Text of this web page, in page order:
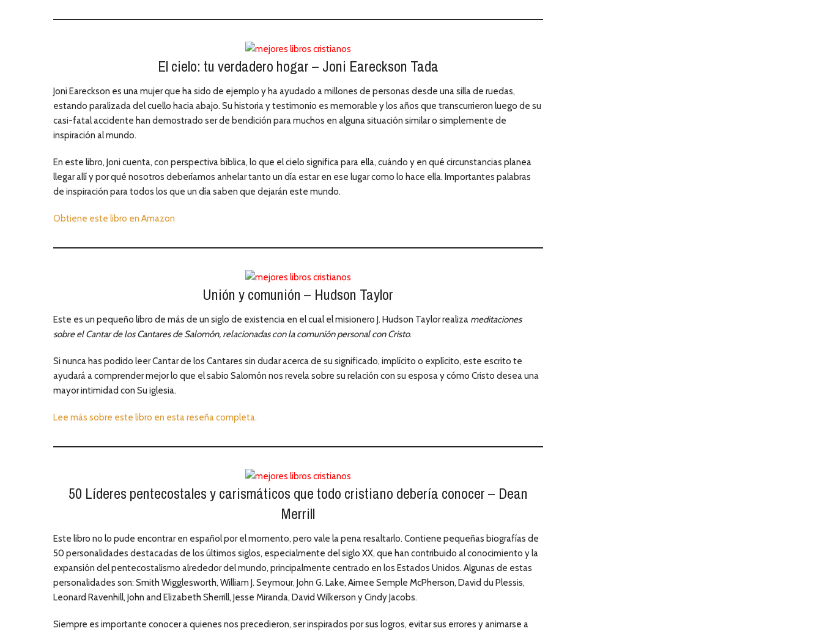
El cielo: tu verdadero hogar – Joni Eareckson Tada
Joni Eareckson es una mujer que ha sido de ejemplo y ha ayudado a millones de personas desde una silla de ruedas,
estando paralizada del cuello hacia abajo. Su historia y testimonio es memorable y los años que transcurrieron luego de su
casi-fatal accidente han demostrado ser de bendición para muchos en alguna situación similar o simplemente de
inspiración al mundo.
En este libro, Joni cuenta, con perspectiva bíblica, lo que el cielo significa para ella, cuándo y en qué circunstancias planea
llegar allí y por qué nosotros deberíamos anhelar tanto un día estar en ese lugar como lo hace ella. Importantes palabras
de inspiración para todos los que un día saben que dejarán este mundo.
Obtiene este libro en Amazon
Unión y comunión – Hudson Taylor
Este es un pequeño libro de más de un siglo de existencia en el cual el misionero J. Hudson Taylor realiza meditaciones
sobre el Cantar de los Cantares de Salomón, relacionadas con la comunión personal con Cristo.
Si nunca has podido leer Cantar de los Cantares sin dudar acerca de su significado, implícito o explícito, este escrito te
ayudará a comprender mejor lo que el sabio Salomón nos revela sobre su relación con su esposa y cómo Cristo desea una
mayor intimidad con Su iglesia.
Lee más sobre este libro en esta reseña completa.
50 Líderes pentecostales y carismáticos que todo cristiano debería conocer – Dean
Merrill
Este libro no lo pude encontrar en español por el momento, pero vale la pena resaltarlo. Contiene pequeñas biografías de
50 personalidades destacadas de los últimos siglos, especialmente del siglo XX, que han contribuido al conocimiento y la
expansión del pentecostalismo alrededor del mundo, principalmente centrado en los Estados Unidos. Algunas de estas
personalidades son: Smith Wigglesworth, William J. Seymour, John G. Lake, Aimee Semple McPherson, David du Plessis,
Leonard Ravenhill, John and Elizabeth Sherrill, Jesse Miranda, David Wilkerson y Cindy Jacobs.
Siempre es importante conocer a quienes nos precedieron, ser inspirados por sus logros, evitar sus errores y animarse a